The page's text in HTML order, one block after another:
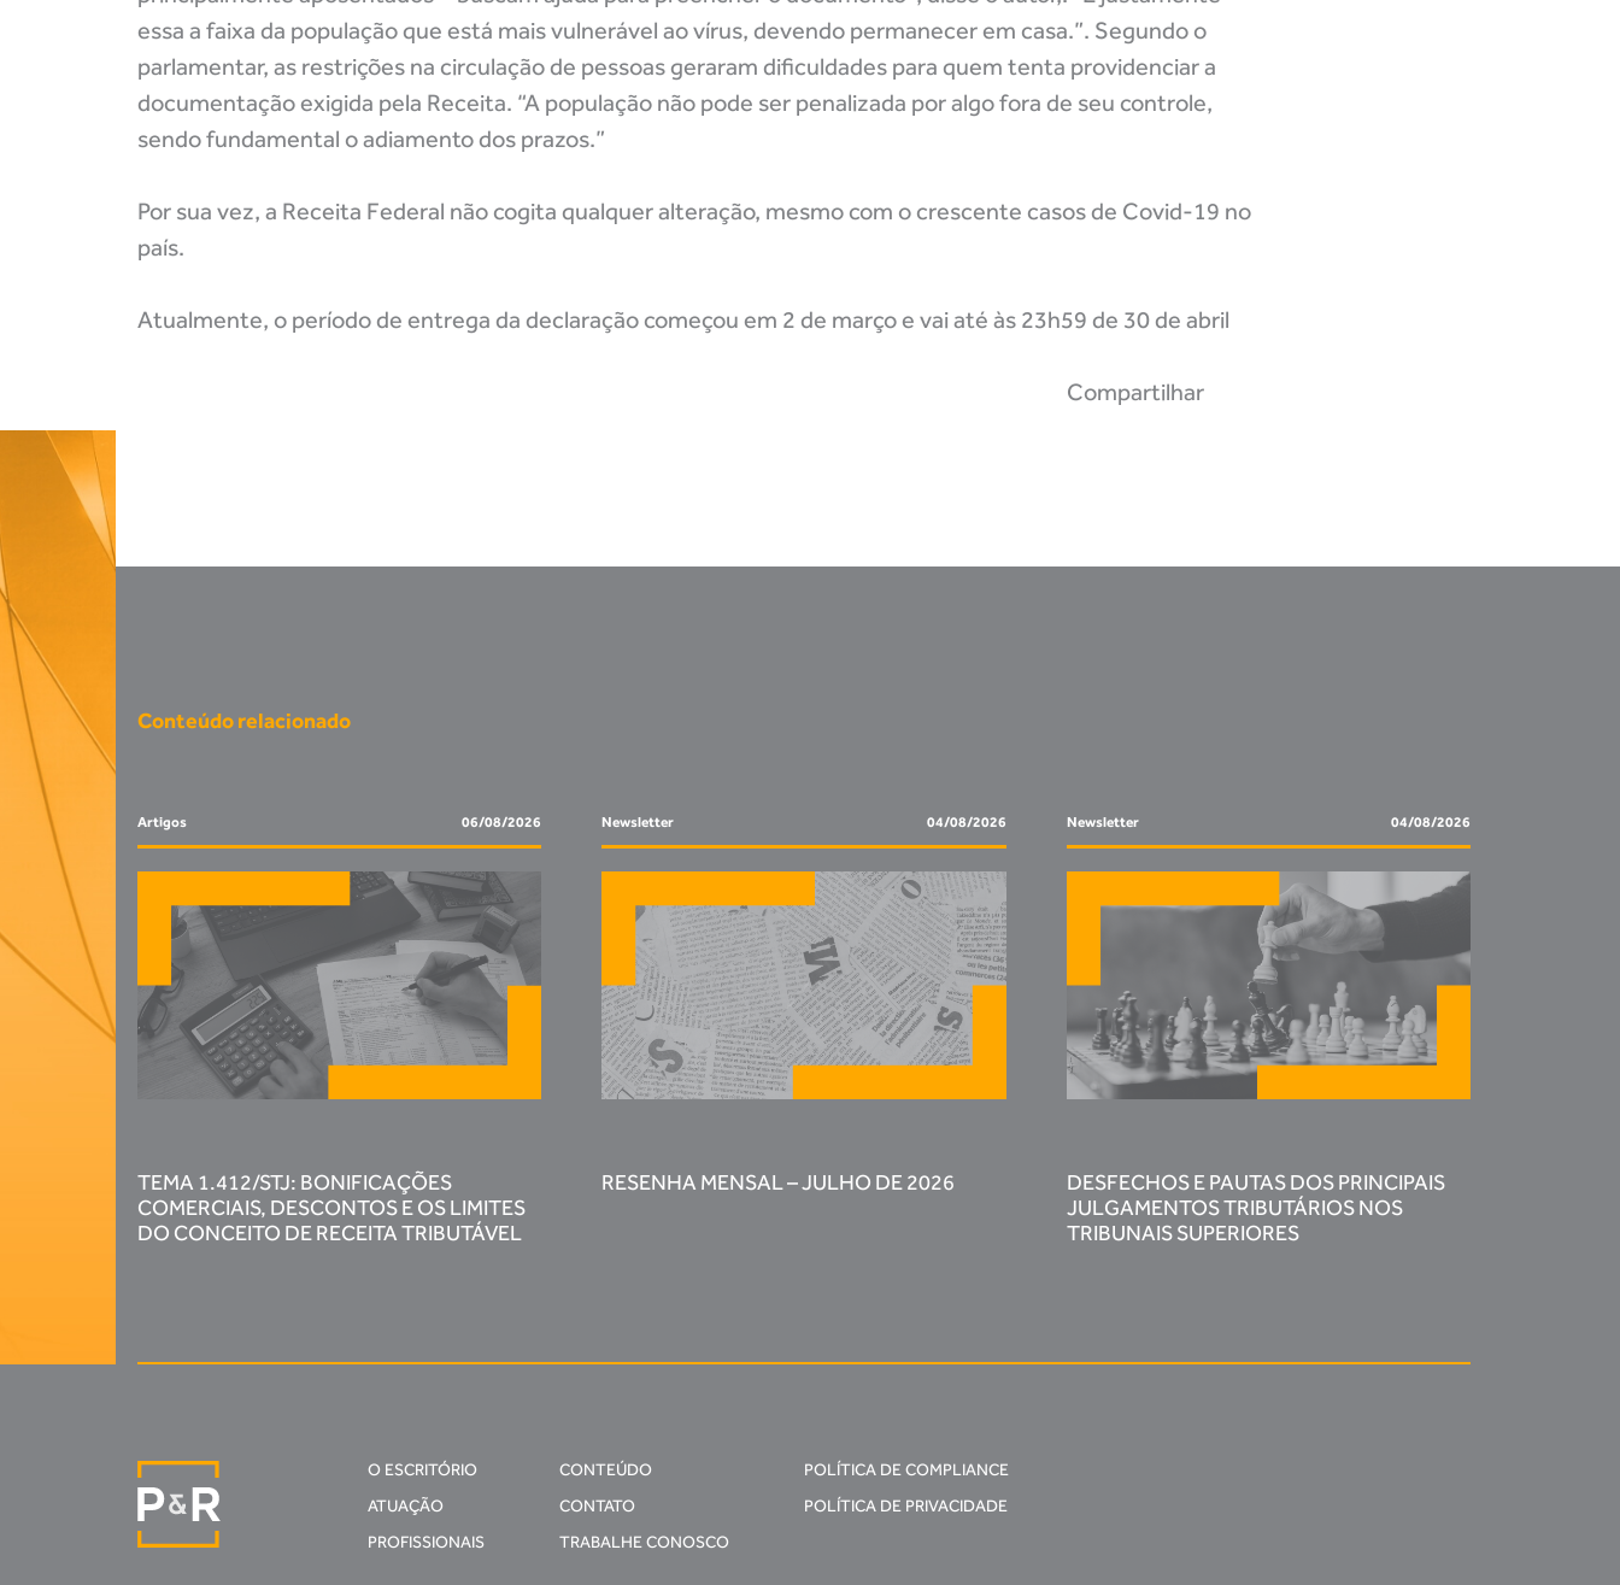
essa a faixa da população que está mais vulnerável ao vírus, devendo permanecer em casa.”. Segundo o
parlamentar, as restrições na circulação de pessoas geraram dificuldades para quem tenta providenciar a
documentação exigida pela Receita. “A população não pode ser penalizada por algo fora de seu controle,
sendo fundamental o adiamento dos prazos.”
Por sua vez, a Receita Federal não cogita qualquer alteração, mesmo com o crescente casos de Covid-19 no
país.
Atualmente, o período de entrega da declaração começou em 2 de março e vai até às 23h59 de 30 de abril
Compartilhar
Conteúdo relacionado
Artigos 06/08/2026
TEMA 1.412/STJ: BONIFICAÇÕES
COMERCIAIS, DESCONTOS E OS LIMITES
DO CONCEITO DE RECEITA TRIBUTÁVEL
Newsletter 04/08/2026
RESENHA MENSAL – JULHO DE 2026
Newsletter 04/08/2026
DESFECHOS E PAUTAS DOS PRINCIPAIS
JULGAMENTOS TRIBUTÁRIOS NOS
TRIBUNAIS SUPERIORES
O ESCRITÓRIO
ATUAÇÃO
PROFISSIONAIS
CONTEÚDO
CONTATO
TRABALHE CONOSCO
POLÍTICA DE COMPLIANCE
POLÍTICA DE PRIVACIDADE